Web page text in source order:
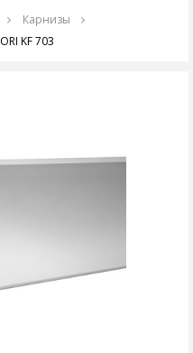
Карнизы
KF 703